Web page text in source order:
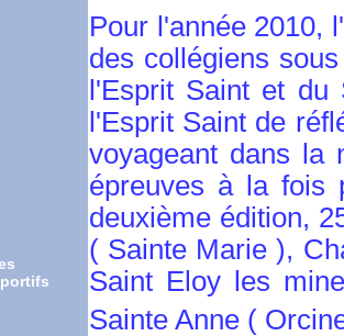
Pour l'année 2010,
des collégiens
l'Esprit Saint et du
l'Esprit Saint de
voyageant dans la
épreuves à la fois
deuxième édition,
( Sainte Marie ),
Saint Eloy les
Sainte Anne (